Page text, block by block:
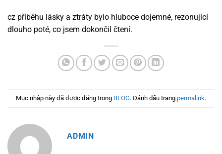
cz příběhu lásky a ztráty bylo hluboce dojemné, rezonující
dlouho poté, co jsem dokončil čtení.
Mục nhập này đã được đăng trong BLOG. Đánh dấu trang permalink.
ADMIN